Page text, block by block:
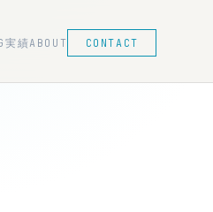
実績 ABOUT CONTACT